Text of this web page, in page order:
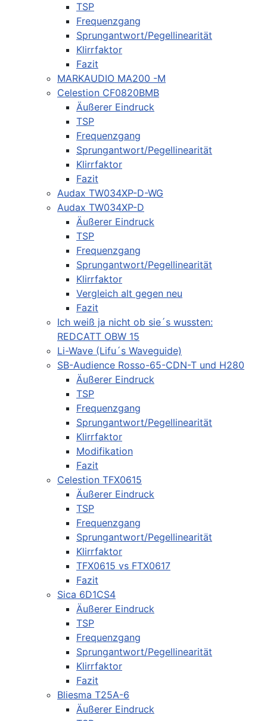
TSP
Frequenzgang
Sprungantwort/Pegellinearität
Klirrfaktor
Fazit
MARKAUDIO MA200 -M
Celestion CF0820BMB
Äußerer Eindruck
TSP
Frequenzgang
Sprungantwort/Pegellinearität
Klirrfaktor
Fazit
Audax TW034XP-D-WG
Audax TW034XP-D
Äußerer Eindruck
TSP
Frequenzgang
Sprungantwort/Pegellinearität
Klirrfaktor
Vergleich alt gegen neu
Fazit
Ich weiß ja nicht ob sie´s wussten:
REDCATT OBW 15
Li-Wave (Lifu´s Waveguide)
SB-Audience Rosso-65-CDN-T und H280
Äußerer Eindruck
TSP
Frequenzgang
Sprungantwort/Pegellinearität
Klirrfaktor
Modifikation
Fazit
Celestion TFX0615
Äußerer Eindruck
TSP
Frequenzgang
Sprungantwort/Pegellinearität
Klirrfaktor
TFX0615 vs FTX0617
Fazit
Sica 6D1CS4
Äußerer Eindruck
TSP
Frequenzgang
Sprungantwort/Pegellinearität
Klirrfaktor
Fazit
Bliesma T25A-6
Äußerer Eindruck